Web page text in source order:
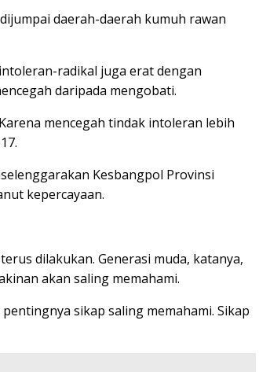
daerah-daerah kumuh rawan
radikal juga erat dengan
daripada mengobati.
mencegah tindak intoleran lebih
Kesbangpol Provinsi
kepercayaan.
dilakukan. Generasi muda, katanya,
akan saling memahami.
sikap saling memahami. Sikap